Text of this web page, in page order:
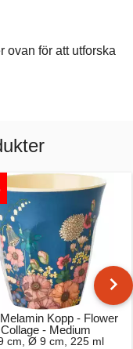
ovan för att utforska
Kopp - Flower
Collage - Medium
cm, Ø 9 cm, 225 ml